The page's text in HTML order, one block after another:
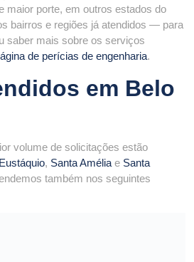
maior porte, em outros estados do
bairros e regiões já atendidos — para
saber mais sobre os serviços
de perícias de engenharia.
em Belo
volume de solicitações estão
, Santa Amélia e Santa
também nos seguintes